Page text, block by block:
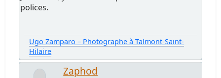
polices.
Ugo Zamparo – Photographe à Talmont-Saint-
Hilaire
Zaphod